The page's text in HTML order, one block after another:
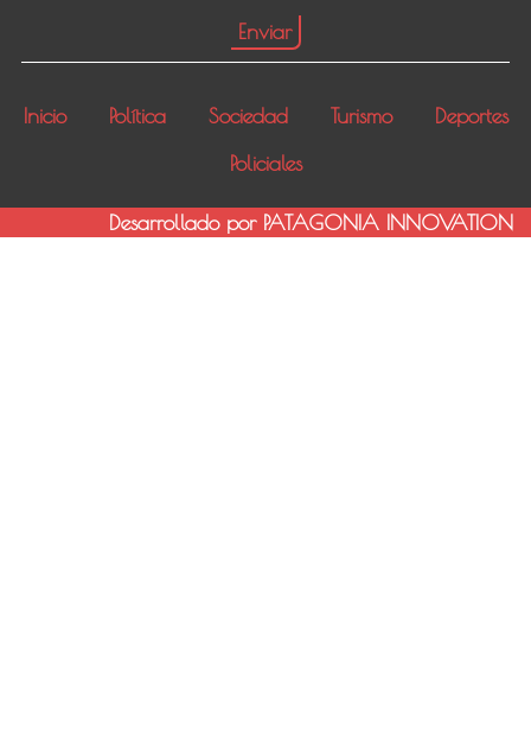
Inicio Política Sociedad Turismo
Deportes
Policiales
Desarrollado por PATAGONIA INNOVATION